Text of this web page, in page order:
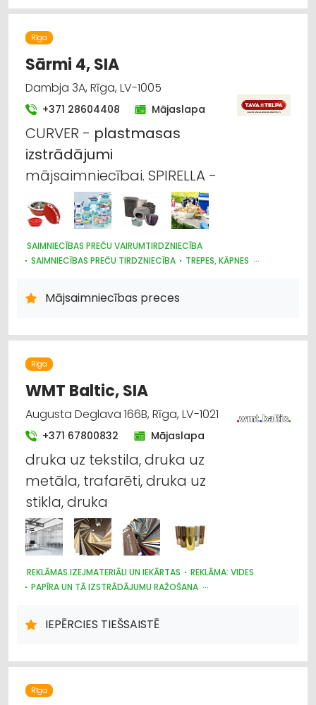
Rīga
Sārmi 4, SIA
Dambja 3A, Rīga, LV-1005
+371 28604408 Mājaslapa
CURVER - plastmasas
izstrādājumi
mājsaimniecībai. SPIRELLA -
SAIMNIECĪBAS PREČU VAIRUMTIRDZNIECĪBA
SAIMNIECĪBAS PREČU TIRDZNIECĪBA
TREPES, KĀPNES
UZKOPŠANAS LĪDZEKĻI UN TEHNIKA, PROFESIONĀLĀ
HIGIĒNAS PRECES
INTERNETVEIKALI, E-KOMERCIJA
Mājsaimniecības preces
Rīga
WMT Baltic, SIA
Augusta Deglava 166B, Rīga, LV-1021
+371 67800832 Mājaslapa
druka uz tekstila, druka uz
metāla, trafarēti, druka uz
stikla, druka
REKLĀMAS IZEJMATERIĀLI UN IEKĀRTAS
REKLĀMA: VIDES
PAPĪRA UN TĀ IZSTRĀDĀJUMU RAŽOŠANA
TIRDZNIECĪBAS IEKĀRTAS
IEPĒRCIES TIEŠSAISTĒ
Rīga